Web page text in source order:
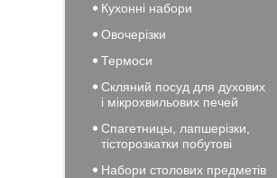
Кухонні набори
Овочерізки
Термоси
Скляний посуд для духових
і мікрохвильових печей
Спагетницы, лапшерізки,
тісторозкатки побутові
Набори столових предметів